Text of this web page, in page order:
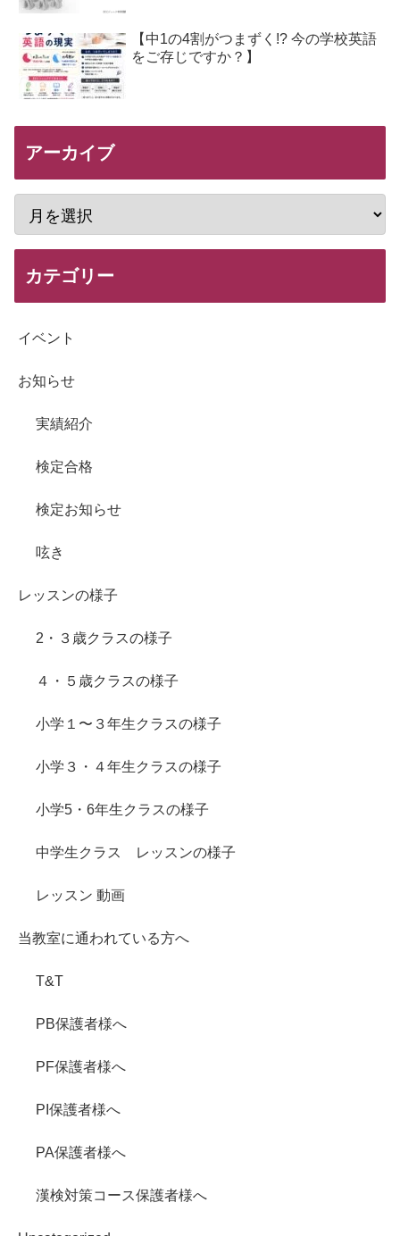
【中1の4割がつまずく!? 今の学校英語
をご存じですか？】
アーカイブ
カテゴリー
イベント
お知らせ
実績紹介
検定合格
検定お知らせ
呟き
レッスンの様子
2・３歳クラスの様子
４・５歳クラスの様子
小学１〜３年生クラスの様子
小学３・４年生クラスの様子
小学5・6年生クラスの様子
中学生クラス レッスンの様子
レッスン 動画
当教室に通われている方へ
T&T
PB保護者様へ
PF保護者様へ
PI保護者様へ
PA保護者様へ
漢検対策コース保護者様へ